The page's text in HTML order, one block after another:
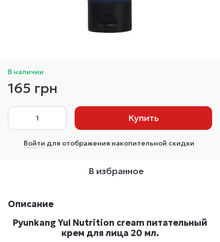
В наличии
165 грн
Купить
Войти для отображения накопительной скидки
В избранное
Описание
Pyunkang Yul Nutrition cream питательный
крем для лица 20 мл.